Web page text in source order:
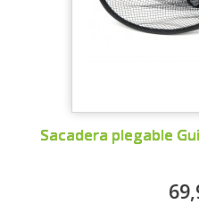
Sacadera plegable